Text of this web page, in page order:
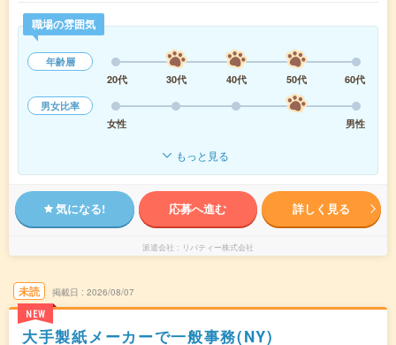
職場の雰囲気
年齢層
20代
30代 40代 50代
60代
男女比率
女性
男性
もっと見る
気になる! 応募へ進む 詳しく見る
派遣会社 リバティー株式会社
未読
NEW
掲載日 2026/08/07
大手製紙メーカーで一般事務(NY)